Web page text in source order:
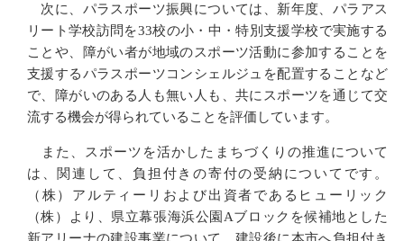
次に、パラスポーツ振興については、新年度、パラアス
リート学校訪問を33校の小・中・特別支援学校で実施する
ことや、障がい者が地域のスポーツ活動に参加することを
支援するパラスポーツコンシェルジュを配置することなど
で、障がいのある人も無い人も、共にスポーツを通じて交
流する機会が得られていることを評価しています。
また、スポーツを活かしたまちづくりの推進について
は、関連して、負担付きの寄付の受納についてです。
（株）アルティーリおよび出資者であるヒューリック
（株）より、県立幕張海浜公園Aブロックを候補地とした
新アリーナの建設事業について、建設後に本市へ負担付き